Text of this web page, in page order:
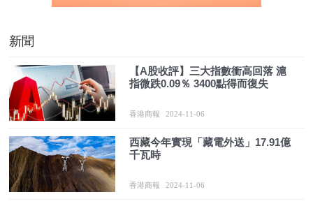
新聞
【A股收評】三大指數衝高回落 滬
指微跌0.09％ 3400點得而復失
香港商報 2024-11-06
西藏今年實現「藏電外送」17.91億
千瓦時
香港商報 2024-11-06